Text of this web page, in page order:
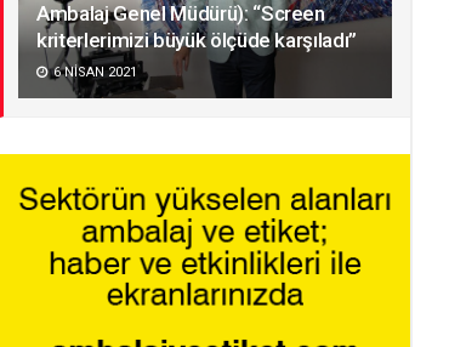
Ambalaj Genel Müdürü): “Screen
kriterlerimizi büyük ölçüde karşıladı”
6 NISAN 2021